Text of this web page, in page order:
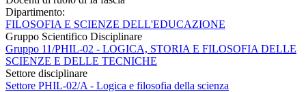
Dipartimento:
FILOSOFIA E SCIENZE DELL'EDUCAZIONE
Gruppo Scientifico Disciplinare
Gruppo 11/PHIL-02 - LOGICA, STORIA E FILOSOFIA DELLE
SCIENZE E DELLE TECNICHE
Settore disciplinare
Settore PHIL-02/A - Logica e filosofia della scienza